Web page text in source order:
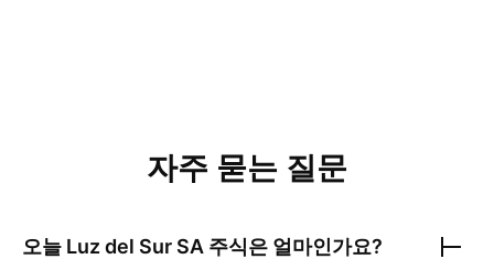
자주 묻는 질문
오늘 Luz del Sur SA 주식은 얼마인가요?